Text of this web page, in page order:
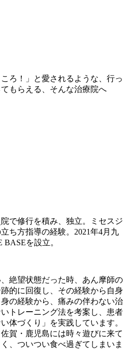
ろ！」と愛されるような、行っ
もらえる、そんな治療院へ
で修行を積み、独立。ミセスジ
ち方指導の経験。2021年4月九
を設立。
絶望状態だった時、あん摩師の
的に回復し、その経験から自身
の経験から、痛みの伴わない治
トレーニング法を考案し、患者
体づくり」を実践しています。
賀・鹿児島には時々遊びに来て
、ついつい食べ過ぎてしまいま